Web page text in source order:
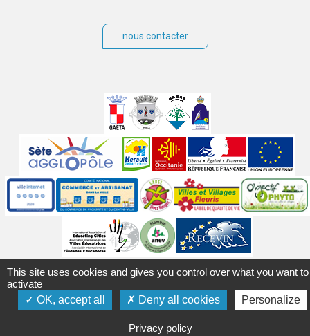
nous contacter
partenaires
Labels
Mentions légales Accessibilité Plan du site
Contact
Crédits
Gérer les cookies Politique de confidentialité
This site uses cookies and gives you control over what you want to
activate
OK, accept all
Deny all cookies Personalize
Privacy policy